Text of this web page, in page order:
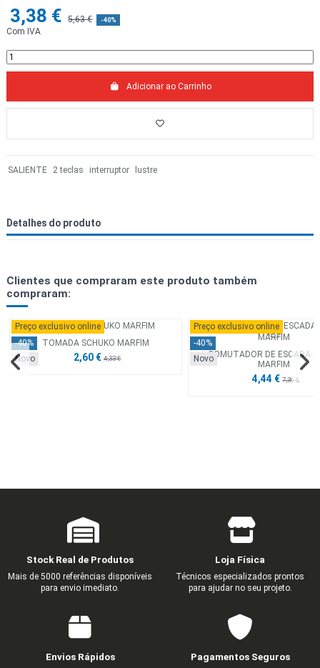
3,38 € 5,63 € -40%
Com IVA
Adicionar ao Carrinho
SALIENTE 2 teclas interruptor lustre
Detalhes do produto
Clientes que compraram este produto também
compraram:
Preço exclusivo online
-40%
Novo
TOMADA SCHUKO MARFIM
2,60 €4,33 €
Preço exclusivo online
-40%
NovoCOMUTADOR DE ESCADA
MARFIM
4,44 €7,39 €
COMUTADOR DE ESCADA
3,44 €5,73 €
Stock Real de Produtos
Mais de 5000 referências disponíveis
para envio imediato.
Loja Física
Técnicos especializados prontos
para ajudar no seu projeto.
Envios Rápidos Pagamentos Seguros